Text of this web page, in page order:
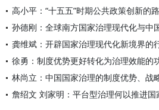
高小平：“十五五”时期公共政策创新的
孙德刚：全球南方国家治理现代化与中
龚维斌：开辟国家治理现代化新境界的
徐勇：制度优势更好转化为治理效能的
林尚立：中国国家治理的制度优势、战